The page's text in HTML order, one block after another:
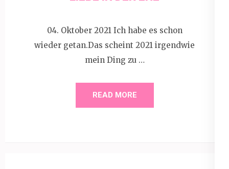
04. Oktober 2021 Ich habe es schon
wieder getan.Das scheint 2021 irgendwie
mein Ding zu …
READ MORE